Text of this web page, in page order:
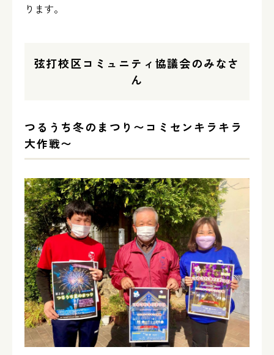
ります。
弦打校区コミュニティ協議会のみなさ
ん
つるうち冬のまつり〜コミセンキラキラ
大作戦〜